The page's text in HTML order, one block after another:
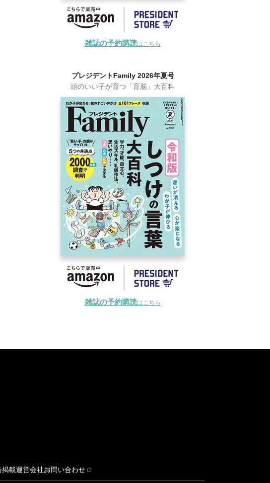
雑誌の予約購読はこちら
プレジデントFamily 2026年夏号
頭のいい子が育つ「育脳」大百科
雑誌の予約購読はこちら
掲載運営会社お問い合わせ